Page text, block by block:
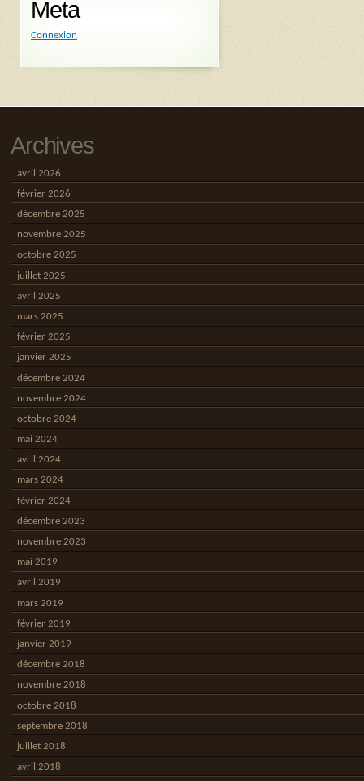
Meta
Connexion
Archives
avril 2026
février 2026
décembre 2025
novembre 2025
octobre 2025
juillet 2025
avril 2025
mars 2025
février 2025
janvier 2025
décembre 2024
novembre 2024
octobre 2024
mai 2024
avril 2024
mars 2024
février 2024
décembre 2023
novembre 2023
mai 2019
avril 2019
mars 2019
février 2019
janvier 2019
décembre 2018
novembre 2018
octobre 2018
septembre 2018
juillet 2018
avril 2018